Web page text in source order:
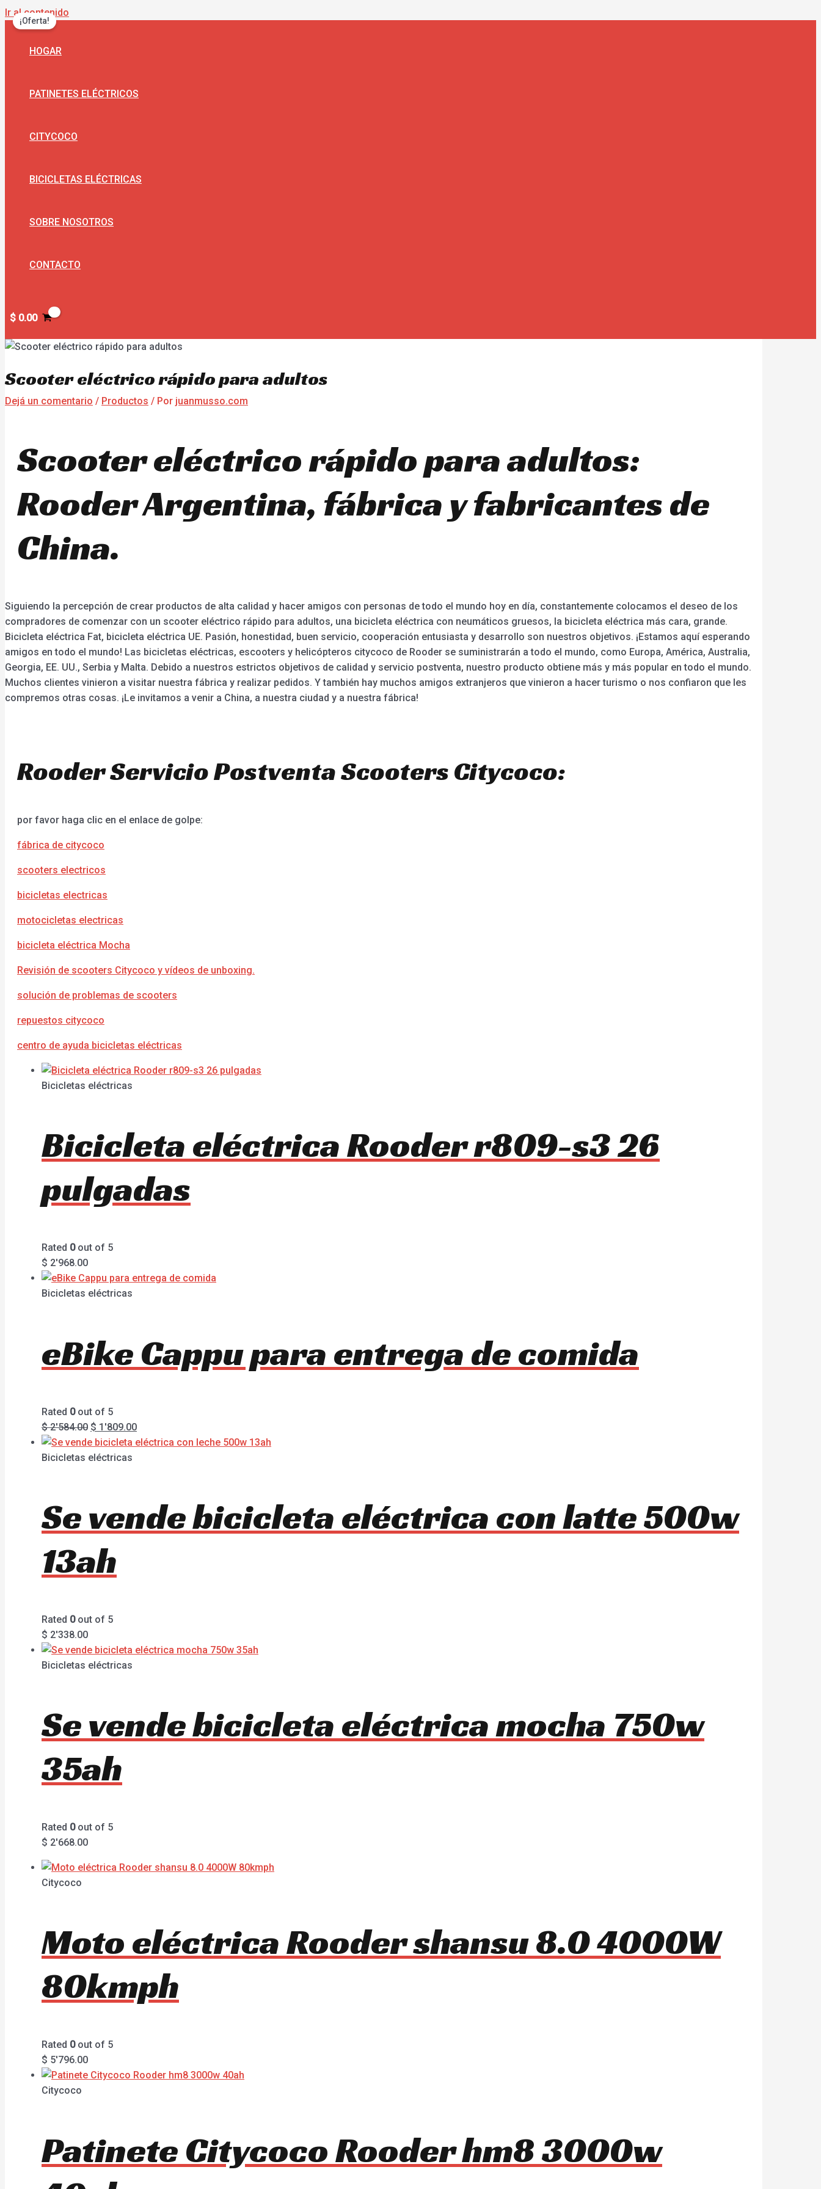
Ir al contenido
HOGAR
PATINETES ELÉCTRICOS
CITYCOCO
BICICLETAS ELÉCTRICAS
SOBRE NOSOTROS
CONTACTO
$ 0.00
Scooter eléctrico rápido para adultos
Dejá un comentario / Productos / Por juanmusso.com
Scooter eléctrico rápido para adultos:
Rooder Argentina, fábrica y fabricantes de
China.
Siguiendo la percepción de crear productos de alta calidad y hacer amigos con personas de todo el mundo hoy en día, constantemente colocamos el deseo de los
compradores de comenzar con un scooter eléctrico rápido para adultos, una bicicleta eléctrica con neumáticos gruesos, la bicicleta eléctrica más cara, grande.
Bicicleta eléctrica Fat, bicicleta eléctrica UE. Pasión, honestidad, buen servicio, cooperación entusiasta y desarrollo son nuestros objetivos. ¡Estamos aquí esperando
amigos en todo el mundo! Las bicicletas eléctricas, escooters y helicópteros citycoco de Rooder se suministrarán a todo el mundo, como Europa, América, Australia,
Georgia, EE. UU., Serbia y Malta. Debido a nuestros estrictos objetivos de calidad y servicio postventa, nuestro producto obtiene más y más popular en todo el mundo.
Muchos clientes vinieron a visitar nuestra fábrica y realizar pedidos. Y también hay muchos amigos extranjeros que vinieron a hacer turismo o nos confiaron que les
compremos otras cosas. ¡Le invitamos a venir a China, a nuestra ciudad y a nuestra fábrica!
Rooder Servicio Postventa Scooters Citycoco:
por favor haga clic en el enlace de golpe:
fábrica de citycoco
scooters electricos
bicicletas electricas
motocicletas electricas
bicicleta eléctrica Mocha
Revisión de scooters Citycoco y vídeos de unboxing.
solución de problemas de scooters
repuestos citycoco
centro de ayuda bicicletas eléctricas
Bicicletas eléctricas
Bicicleta eléctrica Rooder r809-s3 26
pulgadas
Rated 0out of 5
$ 2'968.00
¡Oferta!
Bicicletas eléctricas
eBike Cappu para entrega de comida
Rated 0out of 5
$2'584.00 $ 1'809.00
Bicicletas eléctricas
Se vende bicicleta eléctrica con latte 500w
13ah
Rated 0out of 5
$ 2'338.00
Bicicletas eléctricas
Se vende bicicleta eléctrica mocha 750w
35ah
Rated 0out of 5
$ 2'668.00
Citycoco
Moto eléctrica Rooder shansu 8.0 4000W
80kmph
Rated 0out of 5
$ 5'796.00
Citycoco
Patinete Citycoco Rooder hm8 3000w